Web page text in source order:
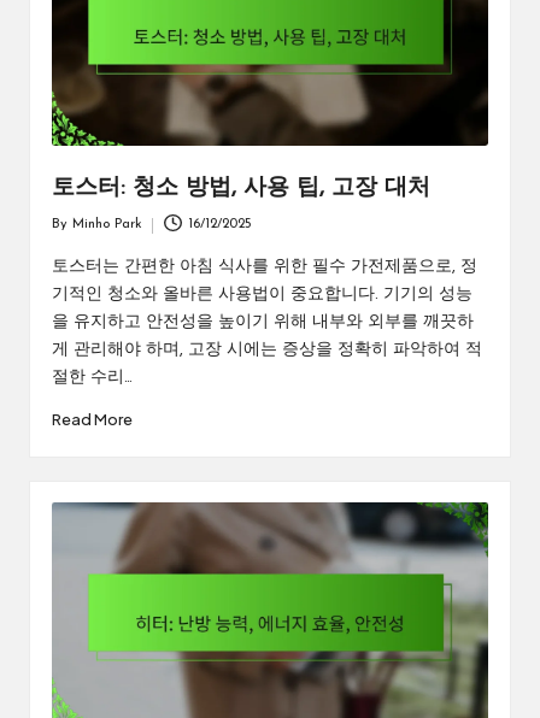
토스터: 청소 방법, 사용 팁, 고장 대처
by
By Minho Park 16/12/2025
토스터는 간편한 아침 식사를 위한 필수 가전제품으로, 정
기적인 청소와 올바른 사용법이 중요합니다. 기기의 성능
을 유지하고 안전성을 높이기 위해 내부와 외부를 깨끗하
게 관리해야 하며, 고장 시에는 증상을 정확히 파악하여 적
절한 수리…
Read More